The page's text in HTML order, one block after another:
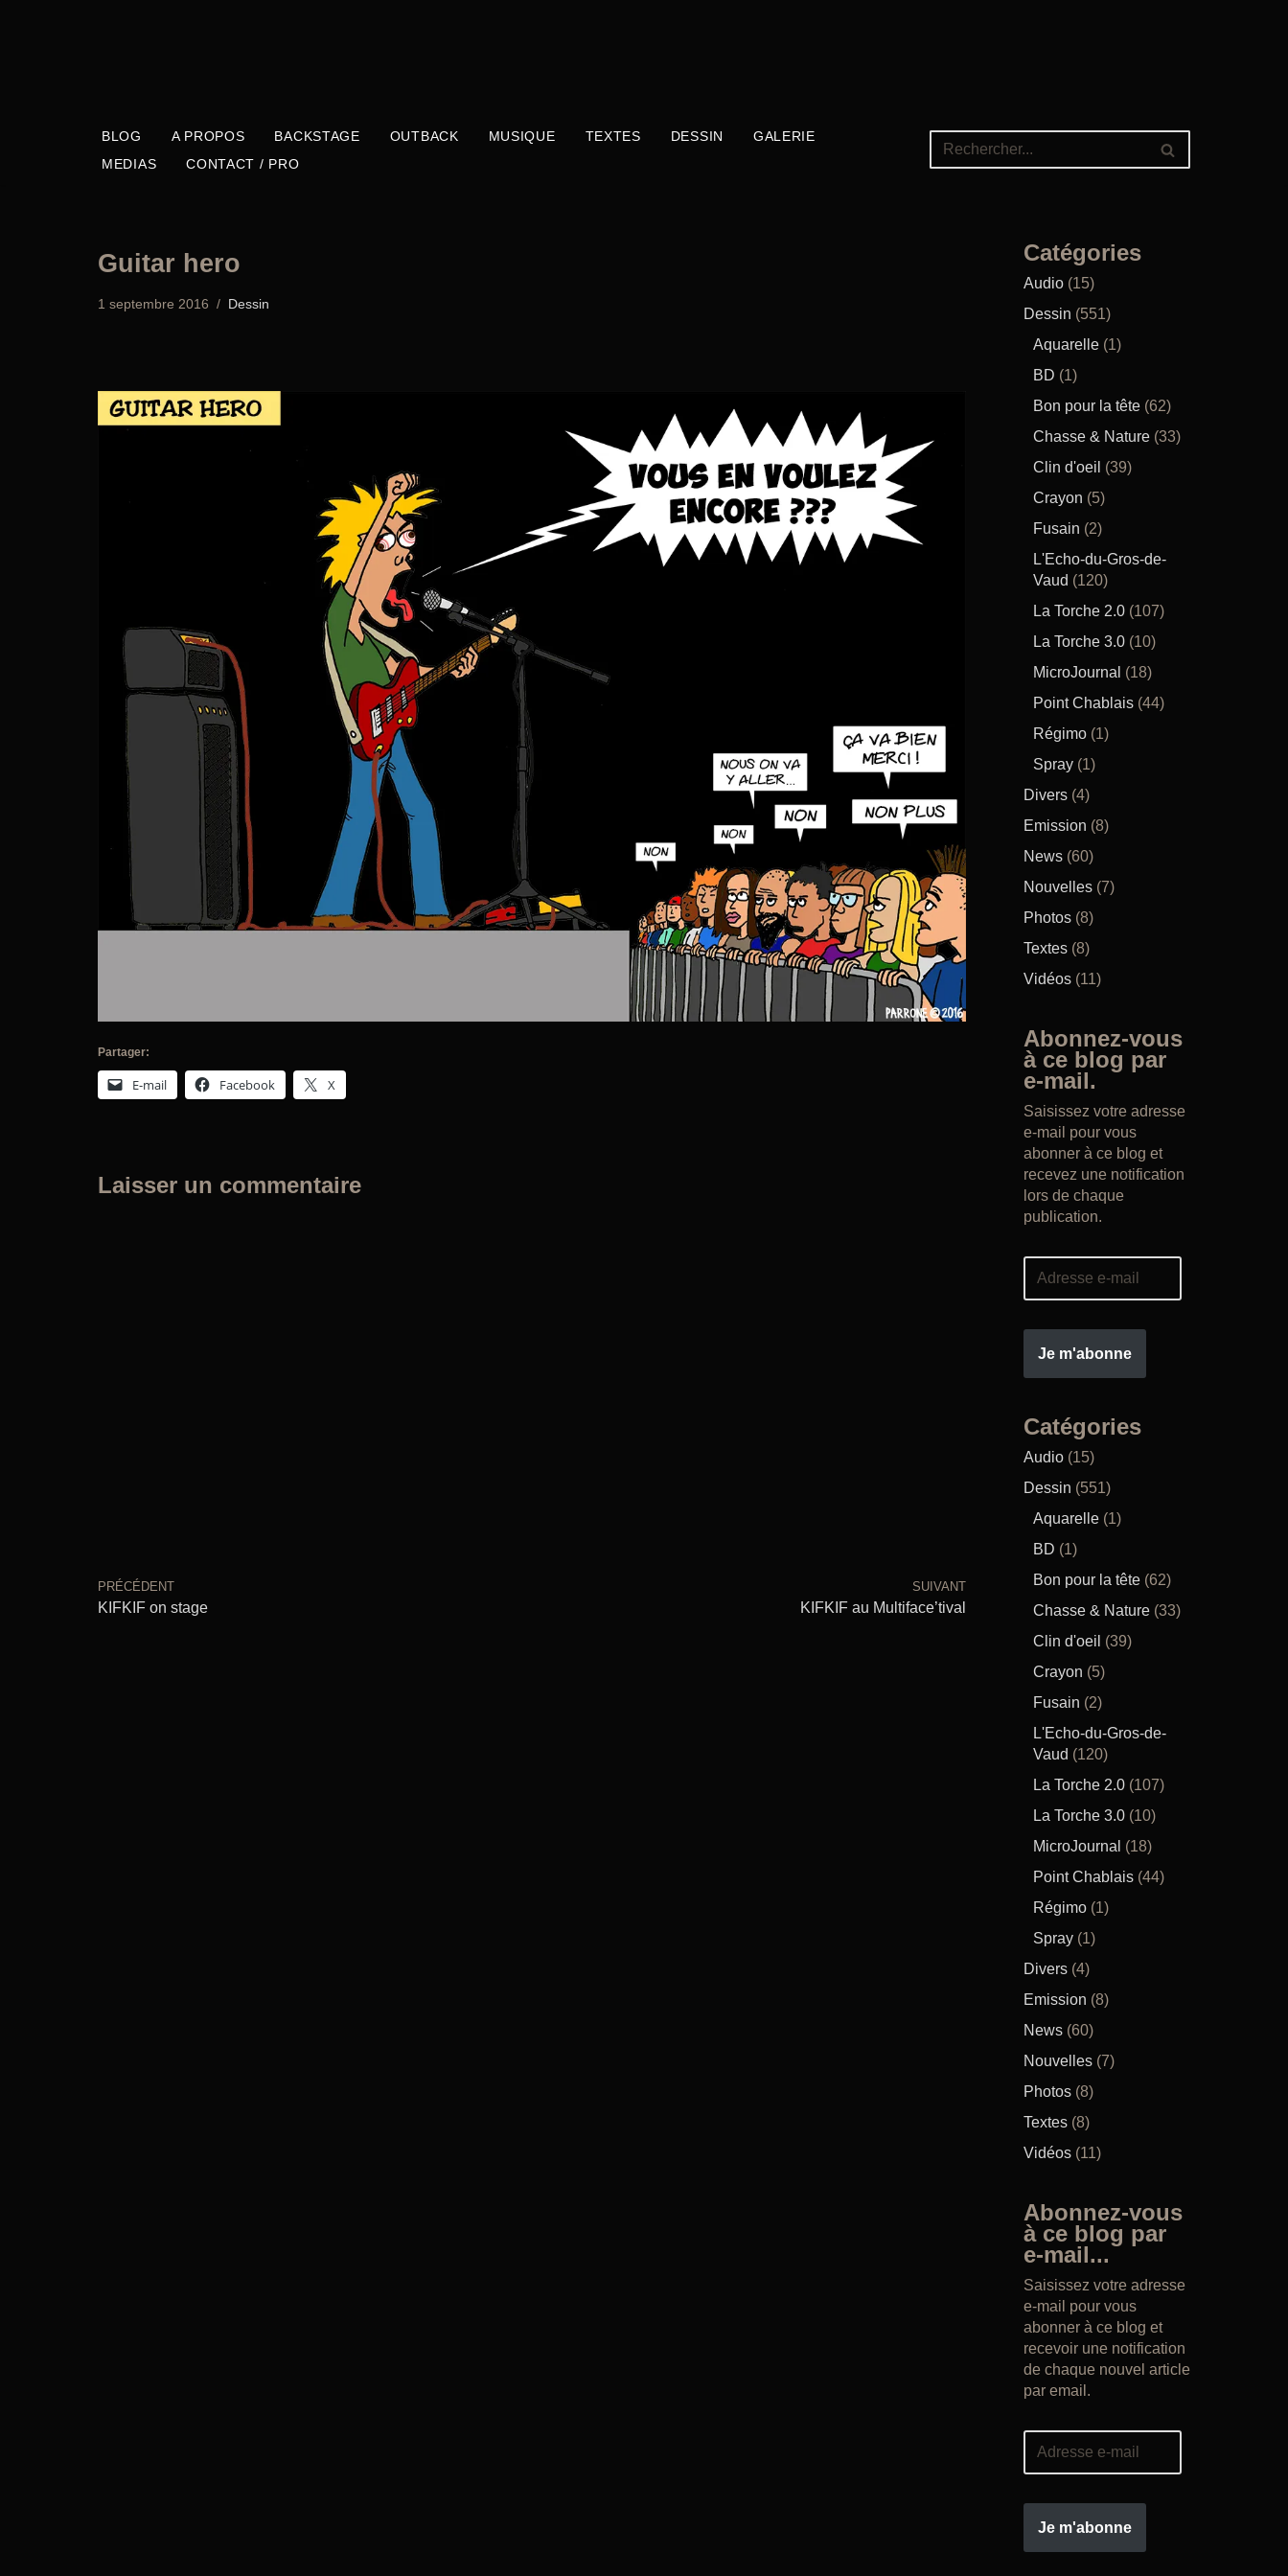
BLOG A PROPOS BACKSTAGE OUTBACK MUSIQUE TEXTES DESSIN
GALERIE
MEDIAS
CONTACT / PRO
Guitar hero
1 septembre 2016 Dessin
Partager:
E-mail Facebook X
Laisser un commentaire
PRÉCÉDENT
KIFKIF on stage
SUIVANT
KIFKIF au Multiface’tival
Catégories
Audio (15)
Dessin (551)
Aquarelle (1)
BD (1)
Bon pour la tête (62)
Chasse & Nature (33)
Clin d'oeil (39)
Crayon (5)
Fusain (2)
L'Echo-du-Gros-de-
Vaud (120)
La Torche 2.0 (107)
La Torche 3.0 (10)
MicroJournal (18)
Point Chablais (44)
Régimo (1)
Spray (1)
Divers (4)
Emission (8)
News (60)
Nouvelles (7)
Photos (8)
Textes (8)
Vidéos (11)
Abonnez-vous
à ce blog par
e-mail.
Saisissez votre adresse
e-mail pour vous
abonner à ce blog et
recevez une notification
lors de chaque
publication.
Je m'abonne
Catégories
Audio (15)
Dessin (551)
Aquarelle (1)
BD (1)
Bon pour la tête (62)
Chasse & Nature (33)
Clin d'oeil (39)
Crayon (5)
Fusain (2)
L'Echo-du-Gros-de-
Vaud (120)
La Torche 2.0 (107)
La Torche 3.0 (10)
MicroJournal (18)
Point Chablais (44)
Régimo (1)
Spray (1)
Divers (4)
Emission (8)
News (60)
Nouvelles (7)
Photos (8)
Textes (8)
Vidéos (11)
Abonnez-vous
à ce blog par
e-mail...
Saisissez votre adresse
e-mail pour vous
abonner à ce blog et
recevoir une notification
de chaque nouvel article
par email.
Je m'abonne